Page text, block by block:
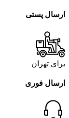
ارسال پستی
برای تهران
ارسال فوری